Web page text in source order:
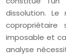
dissolution.
copropriétaire
imposable et
analyse